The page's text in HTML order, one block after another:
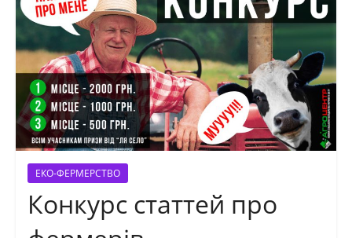
ЕКО-ФЕРМЕРСТВО
Конкурс статтей про